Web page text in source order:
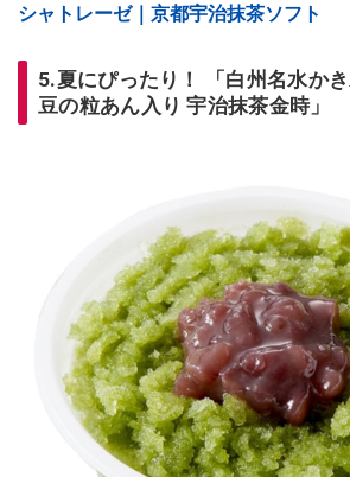
シャトレーゼ｜京都宇治抹茶ソフト
5.夏にぴったり！ 「白州名水か
豆の粒あん入り 宇治抹茶金時」